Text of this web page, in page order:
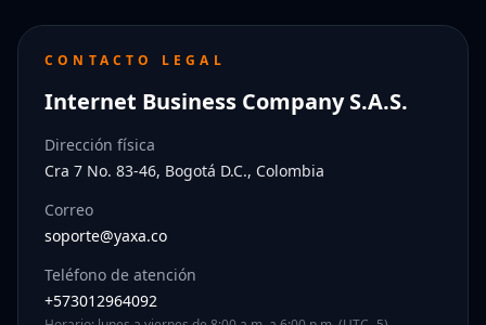
CONTACTO LEGAL
Internet Business Company S.A.S.
Dirección física
Cra 7 No. 83-46, Bogotá D.C., Colombia
Correo
soporte@yaxa.co
Teléfono de atención
+573012964092